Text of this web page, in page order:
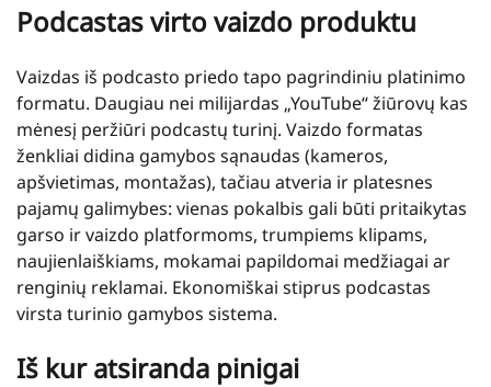
Podcastas virto vaizdo produktu
Vaizdas iš podcasto priedo tapo pagrindiniu platinimo
formatu. Daugiau nei milijardas „YouTube“ žiūrovų kas
mėnesį peržiūri podcastų turinį. Vaizdo formatas
ženkliai didina gamybos sąnaudas (kameros,
apšvietimas, montažas), tačiau atveria ir platesnes
pajamų galimybes: vienas pokalbis gali būti pritaikytas
garso ir vaizdo platformoms, trumpiems klipams,
naujienlaiškiams, mokamai papildomai medžiagai ar
renginių reklamai. Ekonomiškai stiprus podcastas
virsta turinio gamybos sistema.
Iš kur atsiranda pinigai